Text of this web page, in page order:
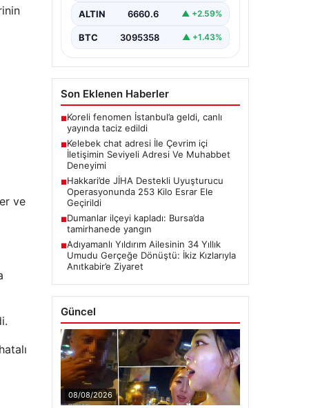
ve
Halen pek…
ALTIN 6660.6 ▲ +2.59%
BTC 3095358 ▲ +1.43%
Son Eklenen Haberler
■Koreli fenomen İstanbul’a geldi, canlı
yayında taciz edildi
■Kelebek chat adresi İle Çevrim içi
İletişimin Seviyeli Adresi Ve Muhabbet
Deneyimi
■Hakkari’de JİHA Destekli Uyuşturucu
Operasyonunda 253 Kilo Esrar Ele
Geçirildi
■Dumanlar ilçeyi kapladı: Bursa’da
tamirhanede yangın
■Adıyamanlı Yıldırım Ailesinin 34 Yıllık
Umudu Gerçeğe Dönüştü: İkiz Kızlarıyla
Anıtkabir’e Ziyaret
Güncel
08/08/2026